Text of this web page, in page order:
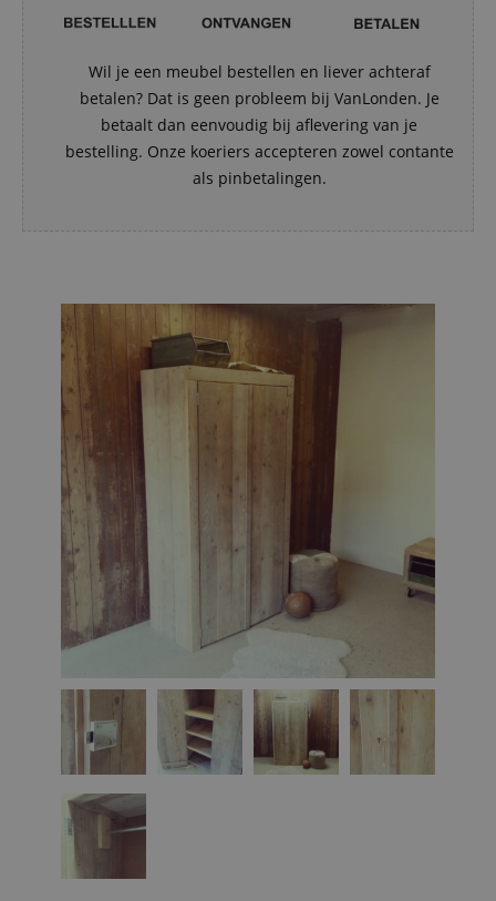
Wil je een meubel bestellen en liever achteraf
betalen? Dat is geen probleem bij VanLonden. Je
betaalt dan eenvoudig bij aflevering van je
bestelling. Onze koeriers accepteren zowel contante
als pinbetalingen.